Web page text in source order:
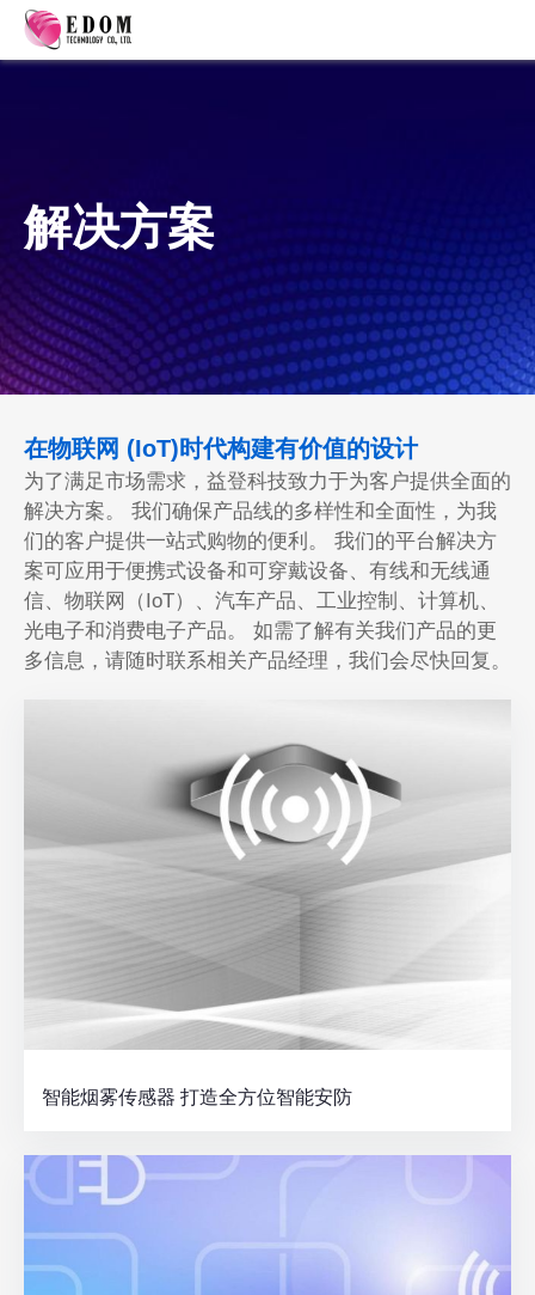
解决方案
在物联网 (IoT)时代构建有价值的设计
为了满足市场需求，益登科技致力于为客户提供全面的
解决方案。 我们确保产品线的多样性和全面性，为我
们的客户提供一站式购物的便利。 我们的平台解决方
案可应用于便携式设备和可穿戴设备、有线和无线通
信、物联网（IoT）、汽车产品、工业控制、计算机、
光电子和消费电子产品。 如需了解有关我们产品的更
多信息，请随时联系相关产品经理，我们会尽快回复。
智能烟雾传感器 打造全方位智能安防